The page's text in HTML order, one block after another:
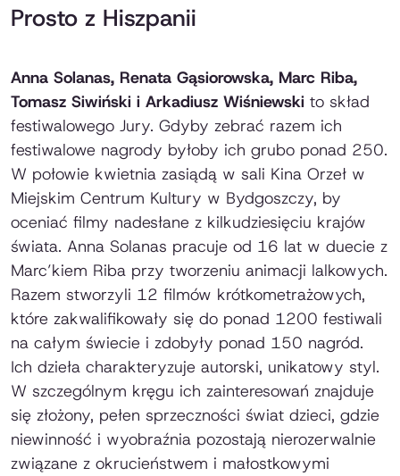
Prosto z Hiszpanii
Anna Solanas, Renata Gąsiorowska, Marc Riba,
Tomasz Siwiński i Arkadiusz Wiśniewski to skład
festiwalowego Jury. Gdyby zebrać razem ich
festiwalowe nagrody byłoby ich grubo ponad 250.
W połowie kwietnia zasiądą w sali Kina Orzeł w
Miejskim Centrum Kultury w Bydgoszczy, by
oceniać filmy nadesłane z kilkudziesięciu krajów
świata. Anna Solanas pracuje od 16 lat w duecie z
Marc’kiem Riba przy tworzeniu animacji lalkowych.
Razem stworzyli 12 filmów krótkometrażowych,
które zakwalifikowały się do ponad 1200 festiwali
na całym świecie i zdobyły ponad 150 nagród.
Ich dzieła charakteryzuje autorski, unikatowy styl.
W szczególnym kręgu ich zainteresowań znajduje
się złożony, pełen sprzeczności świat dzieci, gdzie
niewinność i wyobraźnia pozostają nierozerwalnie
związane z okrucieństwem i małostkowymi